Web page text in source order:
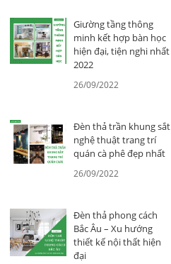
Giường tầng thông
minh kết hợp bàn học
hiện đại, tiện nghi nhất
2022
26/09/2022
Đèn thả trần khung sắt
nghệ thuật trang trí
quán cà phê đẹp nhất
26/09/2022
Đèn thả phong cách
Bắc Âu – Xu hướng
thiết kế nội thất hiện
đại